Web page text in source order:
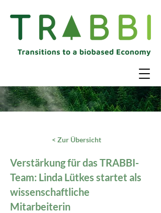
< Zur Übersicht
Verstärkung für das TRABBI-
Team: Linda Lütkes startet als
wissenschaftliche
Mitarbeiterin